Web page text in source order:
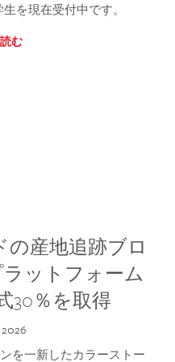
を現在受付中です。
む
の産地追跡ブロ
ットフォーム
30％を取得
を一新したカラーストー